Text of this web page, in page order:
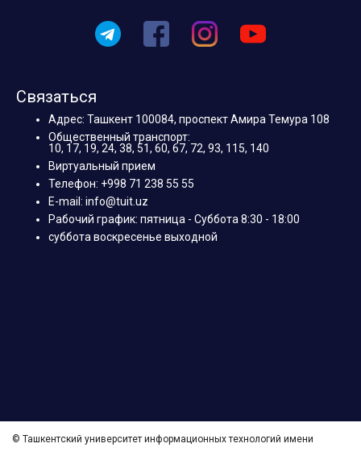
Связаться
Адрес: Ташкент 100084, проспект Амира Темура 108
Общественный транспорт:
10, 17, 19, 24, 38, 51, 60, 67, 72, 93, 115, 140
Виртуальный прием
Телефон: +998 71 238 55 55
E-mail: info@tuit.uz
Рабочий график: пятница - Суббота 8:30 - 18:00
суббота воскресенье выходной
© Ташкентский университет информационных технологий имени